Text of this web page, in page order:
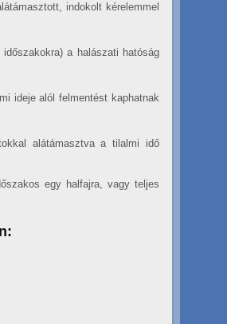
indokolt kérelemmel
a halászati hatóság
ideje alól felmentést kaphatnak
alátámasztva a tilalmi idő
egy halfajra, vagy teljes